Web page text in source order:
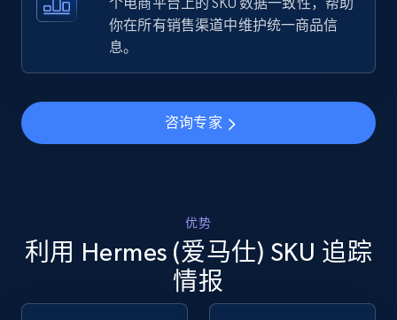
5.4K+ 668+ 立即开始
Amazon sellers info
Seller id, URL, Seller name, Description, Detailed
你在所有销售渠道中维护统一商品信
息。
咨询专家
优势
利用 Hermes (爱马仕) SKU 追踪
情报